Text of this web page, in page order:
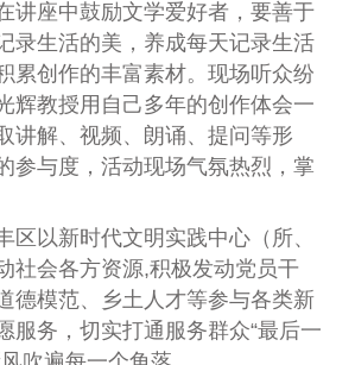
讲座中鼓励文学爱好者，要善于
录生活的美，养成每天记录生活
累创作的丰富素材。现场听众纷
辉教授用自己多年的创作体会一
讲解、视频、朗诵、提问等形
参与度，活动现场气氛热烈，掌
区以新时代文明实践中心（所、
社会各方资源,积极发动党员干
德模范、乡土人才等参与各类新
服务，切实打通服务群众“最后一